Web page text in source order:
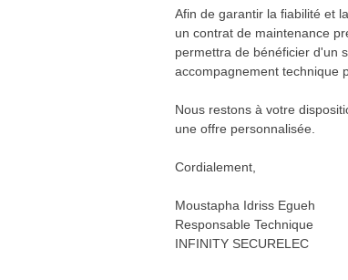
Afin de garantir la fiabilité et
un contrat de maintenance
permettra de bénéficier d'un
accompagnement technique
Nous restons à votre
une offre personnalisée.
Cordialement,
Moustapha Idriss Egueh
Responsable Technique
INFINITY SECURELEC